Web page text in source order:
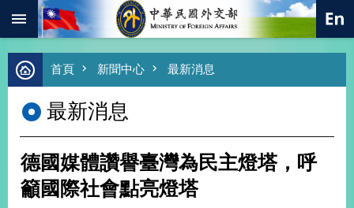
跳到主要內容區塊
進
階
尋
熱
首頁 新聞中心 最新消息
最新消息
德國媒體讚譽臺灣為民主燈塔，呼
籲國際社會點亮燈塔